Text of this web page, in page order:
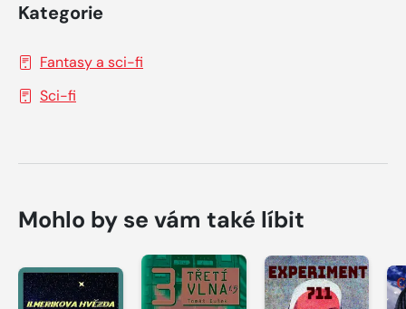
Kategorie
Fantasy a sci-fi
Sci-fi
Mohlo by se vám také líbit